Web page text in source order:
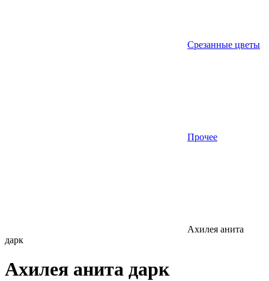
Срезанные цветы
Прочее
Ахилея анита
дарк
Ахилея анита дарк